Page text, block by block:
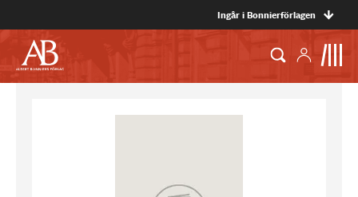
Ingår i Bonnierförlagen